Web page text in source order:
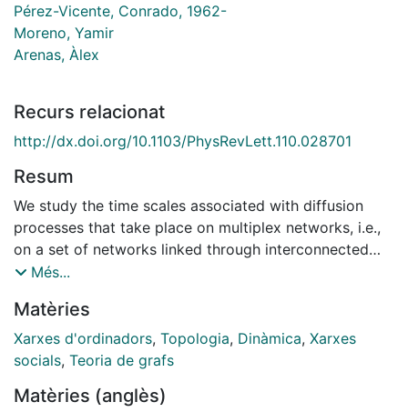
Pérez-Vicente, Conrado, 1962-
Moreno, Yamir
Arenas, Àlex
Recurs relacionat
http://dx.doi.org/10.1103/PhysRevLett.110.028701
Resum
We study the time scales associated with diffusion
processes that take place on multiplex networks, i.e.,
on a set of networks linked through interconnected
layers. To this end, we propose the construction of a
dimensional lifting of the Laplacian matrix of each
layer of the multiplex network. We use perturbative
analysis to reveal analytically the structure of
in terms of the spectral properties of the individual
Més...
Matèries
Xarxes d'ordinadors, Topologia, Dinàmica, Xarxes
socials, Teoria de grafs
Matèries (anglès)